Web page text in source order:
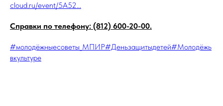
cloud.ru/event/5A52...
Справки по телефону: (812) 600-20-00.
#молодёжныесоветы_МПИР#Деньзащитыдетей#Молодёжь
вкультуре